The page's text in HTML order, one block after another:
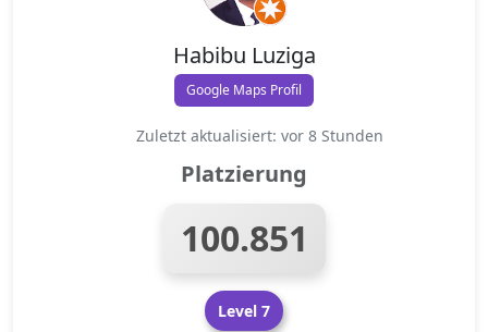
Habibu Luziga
Google Maps Profil
Zuletzt aktualisiert: vor 8 Stunden
Platzierung
100.851
Level 7